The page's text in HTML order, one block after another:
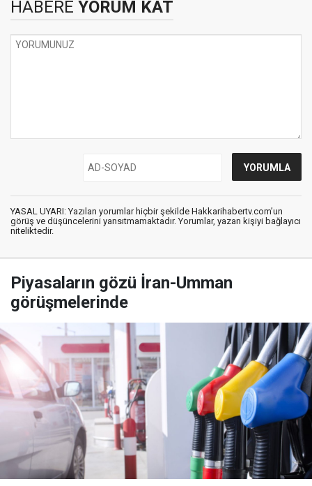
HABERE YORUM KAT
YASAL UYARI: Yazılan yorumlar hiçbir şekilde Hakkarihabertv.com’un
görüş ve düşüncelerini yansıtmamaktadır. Yorumlar, yazan kişiyi bağlayıcı
niteliktedir.
Piyasaların gözü İran-Umman
görüşmelerinde